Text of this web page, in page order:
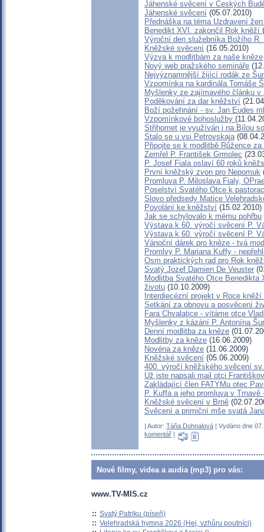
Jáhenské svěcení v Českých
Jáhenské svěcení (05.07.2010)
Přednáška na téma Uzdravení
Benedikt XVI. zakončil Rok kněží
Výroční den služebníka Božího R.
Kněžské svěcení (16.05.2010)
Výzva k modlitbám za naše kněze
Nový web pražského semináře
Nejvýznamnější žijící rodák ze
Vzpomínka na kardinála Tomáše
Myšlenky ze zajímavého článku
Poděkování za dar kněžství
Boží požehnání - sv. Jan Eudes
Vzpomínkové bohoslužby
Střihomet je využíván i na Bílou
Stalo se u vsi Petrovskaja
Připojte se k modlitbě Růžence
Zemřel P. František Grmolec
P. Josef Fiala oslaví 60 roků
První kněžský zvon pro Nepomuk
Promluva P. Miloslava Fialy,
Poselství Svatého Otce k
Slovo předsedy Matice
Povolání ke kněžství (15.02.2010)
Jak se schylovalo k mému pohřbu
Výstava k 60. výročí svěcení P.
Výstava k 60. výročí svěcení P.
Vánoční dárek pro kněze - tvá
Promlvy P. Mariana Kuffy -
Osm praktických rad pro Rok
Svatý Jozef Damien De Veuster
Modlitba Svatého Otce
životu (10.10.2009)
Interdiecézní projekt v Roce
Setkání za obnovu a posvěcení
Fara Chvalatice - vítáme otce
Myšlenky z kázání P. Antonína
Denní modlitba za kněze
Modlitby za kněze (16.06.2009)
Novéna za kněze (11.06.2009)
Kněžské svěcení (05.06.2009)
400. výročí kněžského svěcení
Už jste napsali mail otci
Zakládající člen FATYMu otec
P. Kuffa a jeho promluva v
Kněžské svěcení v Brně
Svěcení a primiční mše svatá
| Autor: Táňa Dohnalová | Vydáno dne
komentář |
Nové filmy, videa a audia (mp3) pro vás:
www.TV-MIS.cz
:: Svatý Patriku (píseň)
:: Velehradská hymna 2026 (Hej, vzhůru poutníci)